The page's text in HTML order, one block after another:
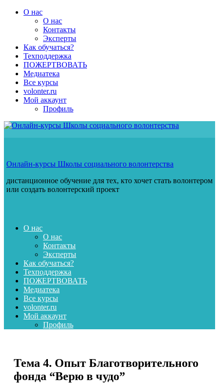
Перейти
содержимому
О нас
О нас
Контакты
Эксперты
Как обучаться?
Техподдержка
ПОЖЕРТВОВАТЬ
Медиатека
Все курсы
volonter.ru
Мой аккаунт
Профиль
Онлайн-курсы Школы социального волонтерства
дистанционное обучение для тех, кто хочет стать волонтером
или создать волонтерский проект
О нас
О нас
Контакты
Эксперты
Как обучаться?
Техподдержка
ПОЖЕРТВОВАТЬ
Медиатека
Все курсы
volonter.ru
Мой аккаунт
Профиль
Тема 4. Опыт Благотворительного
фонда “Верю в чудо”